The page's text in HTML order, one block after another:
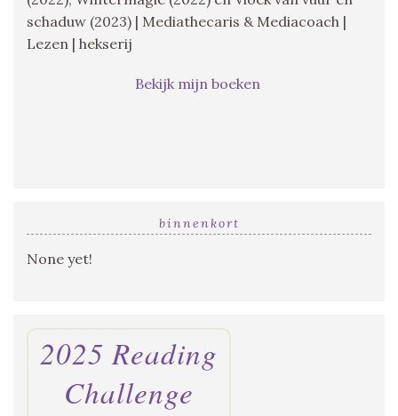
schaduw (2023) | Mediathecaris & Mediacoach |
Lezen | hekserij
Bekijk mijn boeken
binnenkort
None yet!
2025 Reading
Challenge